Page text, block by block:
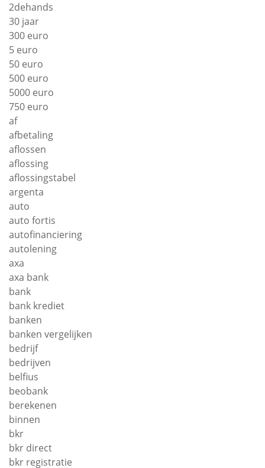
2dehands
30 jaar
300 euro
5 euro
50 euro
500 euro
5000 euro
750 euro
af
afbetaling
aflossen
aflossing
aflossingstabel
argenta
auto
auto fortis
autofinanciering
autolening
axa
axa bank
bank
bank krediet
banken
banken vergelijken
bedrijf
bedrijven
belfius
beobank
berekenen
binnen
bkr
bkr direct
bkr registratie